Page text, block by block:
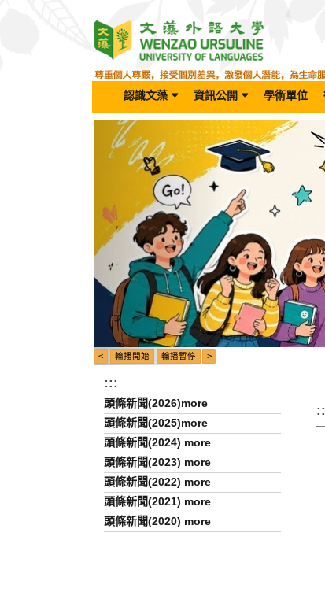
認識文藻 資訊公開 學術單位
Previous
:::
頭條新聞(2026)more
頭條新聞(2025)more
頭條新聞(2024) more
頭條新聞(2023) more
頭條新聞(2022) more
頭條新聞(2021) more
頭條新聞(2020) more